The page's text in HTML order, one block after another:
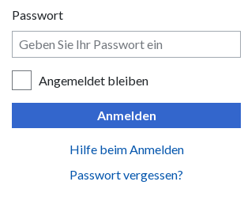
Passwort
Angemeldet bleiben
Anmelden
Hilfe beim Anmelden
Passwort vergessen?